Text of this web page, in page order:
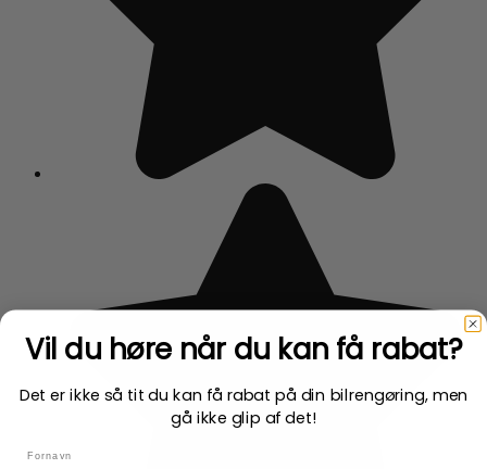
Vil du høre når du kan få rabat?
Det er ikke så tit du kan få rabat på din bilrengøring, men
gå ikke glip af det!